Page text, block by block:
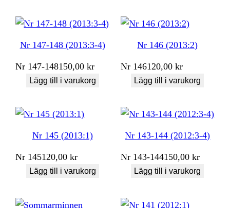
Nr 147-148 (2013:3-4)
Nr 147-148150,00kr
Lägg till i varukorg
Nr 146 (2013:2)
Nr 146120,00kr
Lägg till i varukorg
Nr 145 (2013:1)
Nr 145120,00kr
Lägg till i varukorg
Nr 143-144 (2012:3-4)
Nr 143-144150,00kr
Lägg till i varukorg